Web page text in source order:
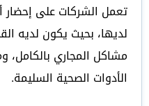
تعمل الشركات على
لديها، بحيث يكون لديه
مشاكل المجاري
الأدوات الصحية السليمة.